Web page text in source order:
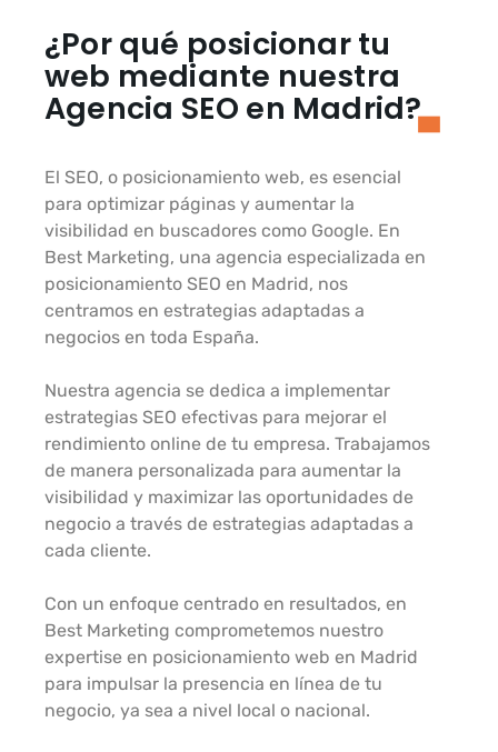
¿Por qué posicionar tu
web mediante nuestra
Agencia SEO en Madrid?
El SEO, o posicionamiento web, es esencial
para optimizar páginas y aumentar la
visibilidad en buscadores como Google. En
Best Marketing, una agencia especializada en
posicionamiento SEO en Madrid, nos
centramos en estrategias adaptadas a
negocios en toda España.
Nuestra agencia se dedica a implementar
estrategias SEO efectivas para mejorar el
rendimiento online de tu empresa. Trabajamos
de manera personalizada para aumentar la
visibilidad y maximizar las oportunidades de
negocio a través de estrategias adaptadas a
cada cliente.
Con un enfoque centrado en resultados, en
Best Marketing comprometemos nuestro
expertise en posicionamiento web en Madrid
para impulsar la presencia en línea de tu
negocio, ya sea a nivel local o nacional.